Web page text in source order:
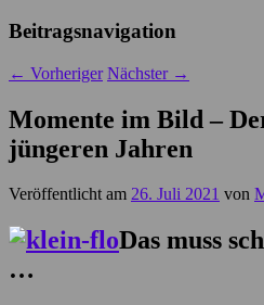
Beitragsnavigation
← Vorheriger Nächster →
Momente im Bild –
jüngeren Jahren
Veröffentlicht am 26. Juli 2021 von
Das muss
…